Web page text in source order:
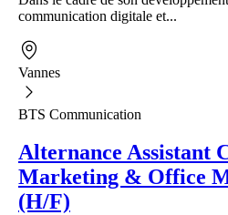
communication digitale et...
Vannes
BTS Communication
Alternance Assistant
Marketing & Office
(H/F)